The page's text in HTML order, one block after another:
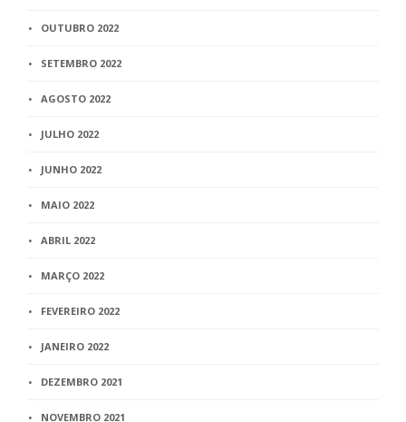
OUTUBRO 2022
SETEMBRO 2022
AGOSTO 2022
JULHO 2022
JUNHO 2022
MAIO 2022
ABRIL 2022
MARÇO 2022
FEVEREIRO 2022
JANEIRO 2022
DEZEMBRO 2021
NOVEMBRO 2021